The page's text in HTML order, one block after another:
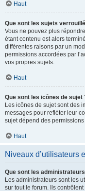
Haut
Que sont les sujets
Vous ne pouvez plus
étant contenu est alors
différentes raisons par un
permissions accordées par
vos propres sujets.
Haut
Que sont les icônes de sujet
Les icônes de sujet sont des
messages pour refléter leur
sujet dépend des
Haut
Niveaux d’utilisateurs
Que sont les
Les administrateurs sont les
sur tout le forum. Ils